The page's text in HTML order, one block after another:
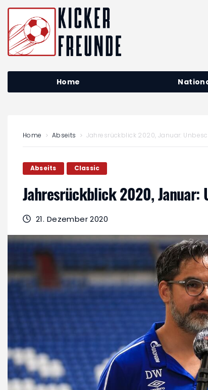
Home
Home Abseits Jahresrückblick 2020, Januar:
Abseits Classic
Jahresrückblick 2020, Januar:
21. Dezember 2020